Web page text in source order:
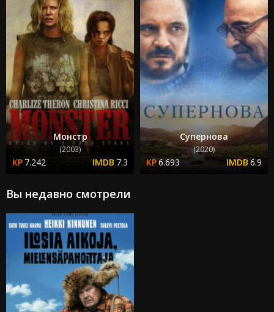
Монстр
(2003)
7.242 7.3
Супернова
(2020)
6.693 6.9
Вы недавно смотрели